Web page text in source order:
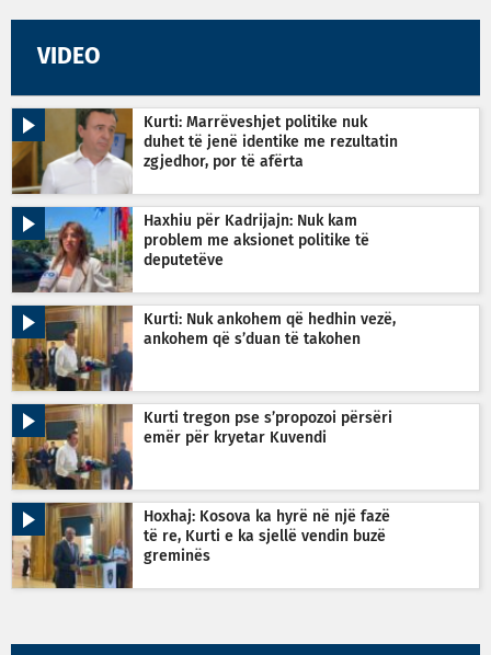
VIDEO
Kurti: Marrëveshjet politike nuk
duhet të jenë identike me rezultatin
zgjedhor, por të afërta
Haxhiu për Kadrijajn: Nuk kam
problem me aksionet politike të
deputetëve
Kurti: Nuk ankohem që hedhin vezë,
ankohem që s’duan të takohen
Kurti tregon pse s’propozoi përsëri
emër për kryetar Kuvendi
Hoxhaj: Kosova ka hyrë në një fazë
të re, Kurti e ka sjellë vendin buzë
greminës